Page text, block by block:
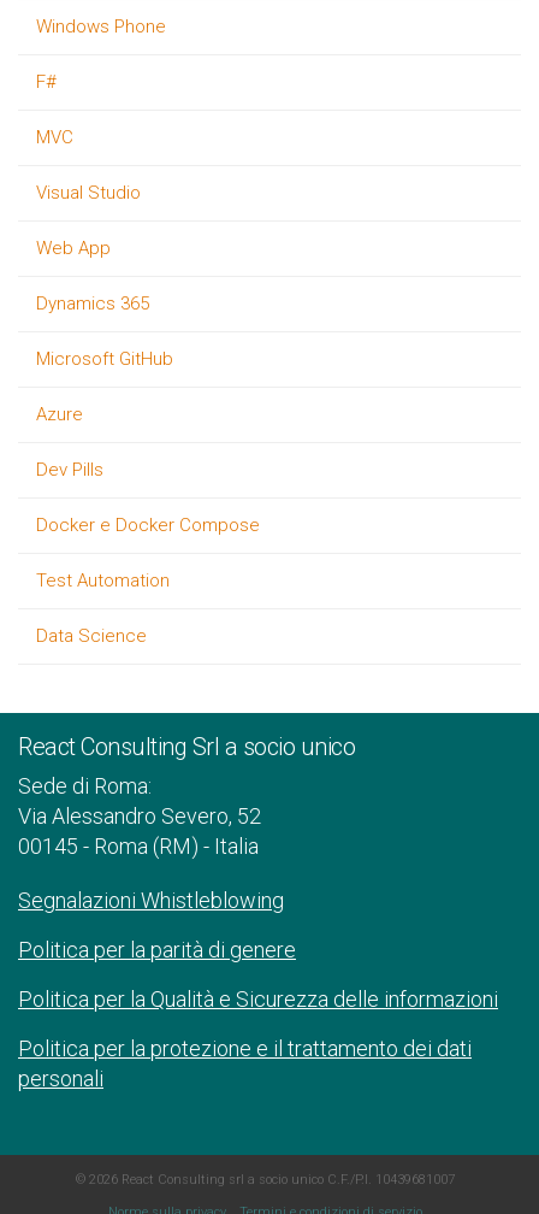
Windows Phone
F#
MVC
Visual Studio
Web App
Dynamics 365
Microsoft GitHub
Azure
Dev Pills
Docker e Docker Compose
Test Automation
Data Science
React Consulting Srl a socio unico
Sede di Roma:
Via Alessandro Severo, 52
00145 - Roma (RM) - Italia
Segnalazioni Whistleblowing
Politica per la parità di genere
Politica per la Qualità e Sicurezza delle informazioni
Politica per la protezione e il trattamento dei dati
personali
© 2026 React Consulting srl a socio unico C.F./P.I. 10439681007